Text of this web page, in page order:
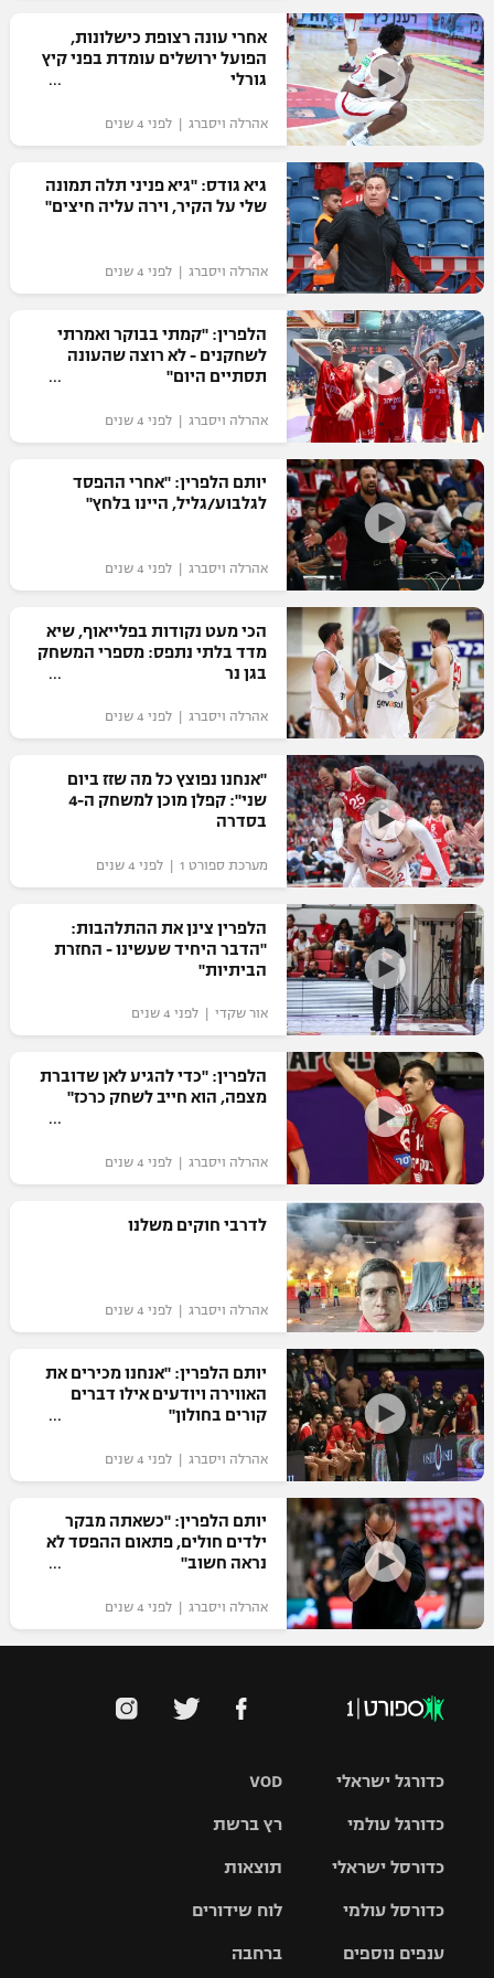
רשיון להקרנה פומבית לבית עסק
הצטרפות לחבילת הערוצים
לוח דרושים – ג'ובנט
תגיות
המגזין
אחרי עונה רצופת כישלונות,
הפועל ירושלים עומדת בפני קיץ
גורלי
אהרלה ויסברג | לפני 4 שנים
גיא גודס: "גיא פניני תלה תמונה
שלי על הקיר, וירה עליה חיצים"
אהרלה ויסברג | לפני 4 שנים
הלפרין: "קמתי בבוקר ואמרתי
לשחקנים - לא רוצה שהעונה
תסתיים היום"
אהרלה ויסברג | לפני 4 שנים
יותם הלפרין: "אחרי ההפסד
לגלבוע/גליל, היינו בלחץ"
אהרלה ויסברג | לפני 4 שנים
הכי מעט נקודות בפלייאוף, שיא
מדד בלתי נתפס: מספרי המשחק
בגן נר
אהרלה ויסברג | לפני 4 שנים
"אנחנו נפוצץ כל מה שזז ביום
שני": קפלן מוכן למשחק ה-4
בסדרה
מערכת ספורט 1 | לפני 4 שנים
הלפרין צינן את ההתלהבות:
"הדבר היחיד שעשינו - החזרת
הביתיות"
אור שקדי | לפני 4 שנים
הלפרין: "כדי להגיע לאן שדוברת
מצפה, הוא חייב לשחק כרכז"
אהרלה ויסברג | לפני 4 שנים
לדרבי חוקים משלנו
אהרלה ויסברג | לפני 4 שנים
יותם הלפרין: "אנחנו מכירים את
האווירה ויודעים אילו דברים
קורים בחולון"
אהרלה ויסברג | לפני 4 שנים
יותם הלפרין: "כשאתה מבקר
ילדים חולים, פתאום ההפסד לא
נראה חשוב"
אהרלה ויסברג | לפני 4 שנים
VOD
רץ ברשת
תוצאות
לוח שידורים
ברחבה
כדורגל ישראלי
גביע הטוטו
כדורגל עולמי
האלופות
ליגה
כדורסל ישראלי
סל
כדורסל עולמי
ענפים נוספים